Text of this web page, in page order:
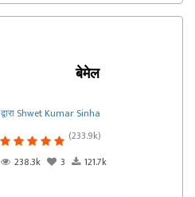
बेमेल
द्वारा Shwet Kumar Sinha
(233.9k)
238.3k
3 121.7k